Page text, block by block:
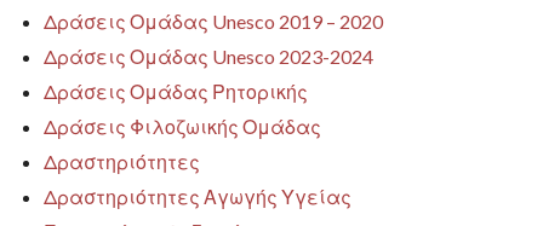
Δράσεις Ομάδας Unesco 2019 – 2020
Δράσεις Ομάδας Unesco 2023-2024
Δράσεις Ομάδας Ρητορικής
Δράσεις Φιλοζωικής Ομάδας
Δραστηριότητες
Δραστηριότητες Αγωγής Υγείας